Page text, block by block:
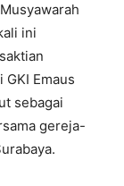
ini
GKI Emaus
sebagai
gereja-